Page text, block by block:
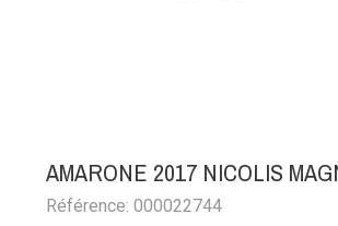
AMARONE 2017 NICOLIS
Référence: 000022744